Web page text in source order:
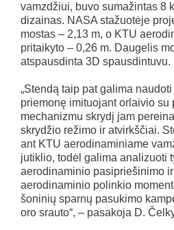
vamzdžiui, buvo sumažintas 8
dizainas. NASA stažuotėje
mostas – 2,13 m, o KTU
pritaikyto – 0,26 m. Daugelis
atspausdinta 3D spausdintuvu.
„Stendą taip pat galima
priemonę imituojant orlaivio su
mechanizmu skrydį jam
skrydžio režimo ir atvirkščiai.
ant KTU aerodinaminiame
jutiklio, todėl galima analizuoti
aerodinaminio pasipriešinimo
aerodinaminio polinkio
šoninių sparnų pasukimo
oro srauto“, – pasakoja D.